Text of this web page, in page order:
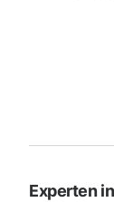
Experten in